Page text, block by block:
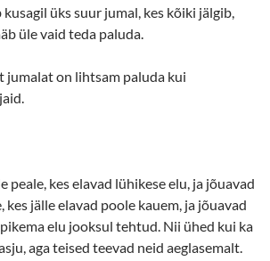
kusagil üks suur jumal, kes kõiki jälgib,
üle vaid teda paluda.
jumalat on lihtsam paluda kui
peale, kes elavad lühikese elu, ja jõuavad
kes jälle elavad poole kauem, ja jõuavad
elu jooksul tehtud. Nii ühed kui ka
aga teised teevad neid aeglasemalt.